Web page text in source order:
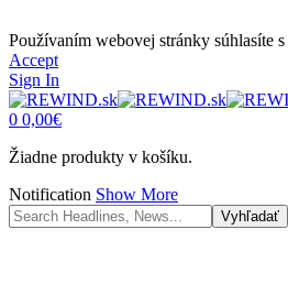
Používaním webovej stránky súhlasíte s
Accept
Sign In
0 0,00€
Žiadne produkty v košíku.
Notification Show More